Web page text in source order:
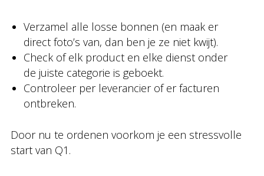
Verzamel alle losse bonnen (en maak er
direct foto’s van, dan ben je ze niet kwijt).
Check of elk product en elke dienst onder
de juiste categorie is geboekt.
Controleer per leverancier of er facturen
ontbreken.
Door nu te ordenen voorkom je een stressvolle
start van Q1.